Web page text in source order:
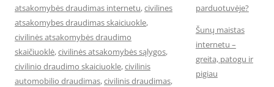
atsakomybės draudimas internetu,civilines
atsakomybes draudimas skaiciuokle,
civilinės atsakomybės draudimo
skaičiuoklė,civilinės atsakomybės sąlygos,
civilinio draudimo skaiciuokle,civilinis
automobilio draudimas,civilinis draudimas,
parduotuvėje?
Šunų maistas
internetu –
greita, patogu ir
pigiau